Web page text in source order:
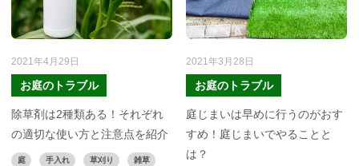
2021年4月29日
お庭のトラブル
除草剤は2種類ある！それぞれ
の適切な使い方と注意点を紹介
庭 手入れ 草刈り 雑草
2021年3月28日
お庭のトラブル
庭じまいは早めに行うのがおす
すめ！庭じまいでやることと
は？